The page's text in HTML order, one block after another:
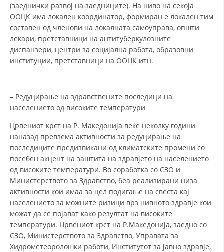
(заеднички развој на заедниците). На ниво на секоја
ООЦК има локален координатор, формиран е локален тим
составен од членови на локалната самоуправа, општи
лекари, претставници на антитуберкулозните
диспанзери, центри за социјална работа, образовни
институции, претставници на ООЦК итн.
– Редуцирање на здравствените последици на
населението од високите температури
Црвениот крст на Р. Македонија веќе неколку години
наназад превзема активности за редуцирање на
последиците предизвикани од климатските промени со
посебен акцент на заштита на здравјето на населението
од високите температури. Во соработка со СЗО и
Министерството за Здравство, беа реализирани низа
активности кои имаа за цел подигање на свеста кај
населението за можните ризици врз нивното здравје кои
можат да се појават како резултат на високите
температури. Црвениот крст на Р.Македонија, заедно со
СЗО, Министерството за Здравство, Управата за
Хидрометеоролошки работи, Институтот за јавно здравје,